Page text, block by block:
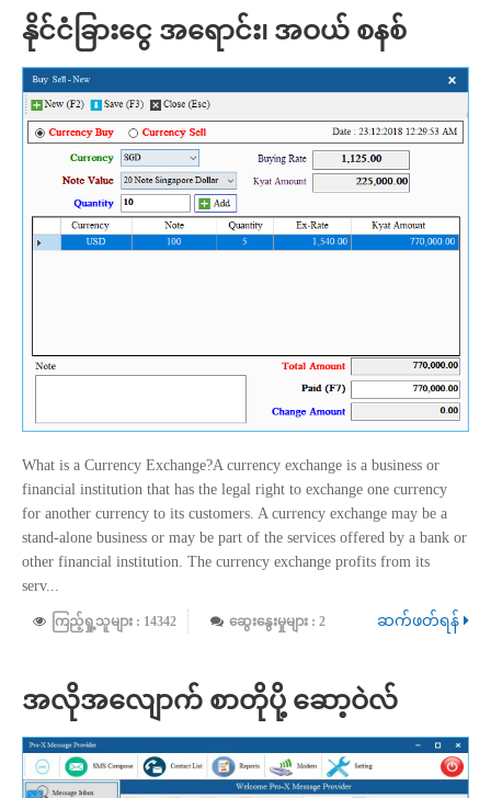
နိုင်ငံခြားငွေ အရောင်း၊ အဝယ် စနစ်
What is a Currency Exchange?A currency exchange is a business or
financial institution that has the legal right to exchange one currency
for another currency to its customers. A currency exchange may be a
stand-alone business or may be part of the services offered by a bank or
other financial institution. The currency exchange profits from its
serv...
ကြည့်ရှု့သူများ : 14342 ဆွေးနွေးမှုများ : 2 ဆက်ဖတ်ရန်
အလိုအလျောက် စာတိုပို့ ဆော့ဝဲလ်